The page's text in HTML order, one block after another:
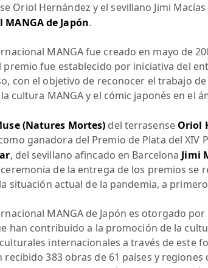
Oriol Hernández y el sevillano Jimi
de Japón.
MANGA fue creado en mayo de
premio fue establecido por iniciativa del
con el objetivo de reconocer el trabajo
cultura MANGA y el cómic japonés en el
(Natures Mortes) del terrasense Oriol
ganadora del Premio de Plata del XIV
, del sevillano afincado en Barcelona Jimi
ceremonia de la entrega de los premios
situación actual de la pandemia, a
MANGA de Japón es otorgado
han contribuido a la promoción de la
internacionales a través de este
recibido 383 obras de 61 países y